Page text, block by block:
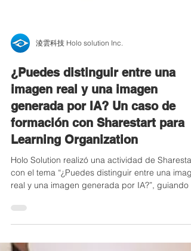
¿Puedes distinguir entre una
imagen real y una imagen
generada por IA? Un caso de
formación con Sharestart para
Learning Organization
Holo Solution realizó una actividad de Sharestart
real y una imagen generada por IA?”, guiando a
proceso de pensamiento y fortalecer el